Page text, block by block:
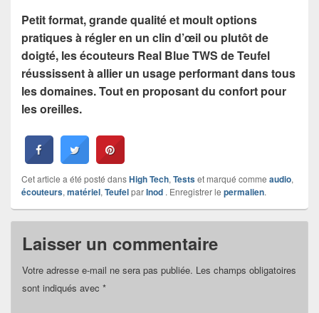
Petit format, grande qualité et moult options
pratiques à régler en un clin d’œil ou plutôt de
doigté, les écouteurs Real Blue TWS de Teufel
réussissent à allier un usage performant dans tous
les domaines. Tout en proposant du confort pour
les oreilles.
Cet article a été posté dansHigh Tech, Testset marqué comme audio,
écouteurs, matériel, TeufelparInod . Enregistrer le permalien.
Laisser un commentaire
Votre adresse e-mail ne sera pas publiée. Les champs obligatoires
sont indiqués avec *